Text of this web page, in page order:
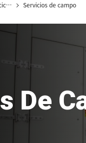
de vida útil
Servicios de campo
De